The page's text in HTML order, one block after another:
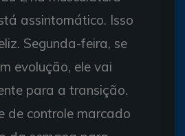
assintomático. Isso
Segunda-feira, se
evolução, ele vai
para a transição.
de controle marcado